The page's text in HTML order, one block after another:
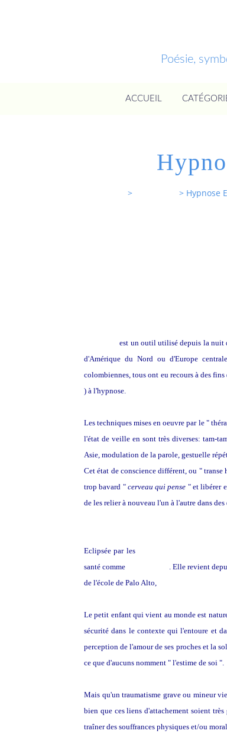
Poésie,
ACCUEIL
> > Hypnose
est un outil utilisé depuis la nuit
d'Amérique du Nord ou d'Europe
colombiennes, tous ont eu recours à des
) à l'hypnose.
Les techniques mises en oeuvre par le "
l'état de veille en sont très diverses: tam-
Asie, modulation de la parole, gestuelle
Cet état de conscience différent, ou "
trop bavard " cerveau qui pense " et libérer
de les relier à nouveau l'un à l'autre dans
Eclipsée par les
santé comme
. Elle revient
de l'école de Palo Alto,
Le petit enfant qui vient au monde est
sécurité dans le contexte qui l'entoure et
perception de l'amour de ses proches et la
ce que d'aucuns nomment " l'estime de soi ".
Mais qu'un traumatisme grave ou mineur
bien que ces liens d'attachement soient
traîner des souffrances physiques et/ou